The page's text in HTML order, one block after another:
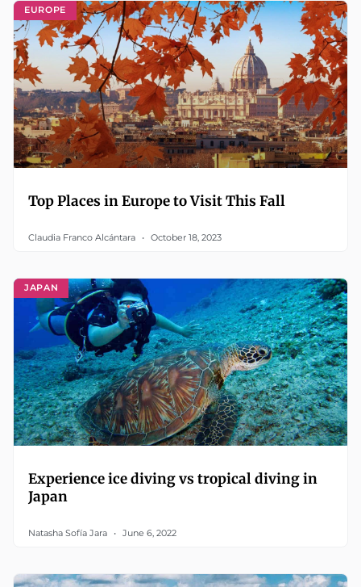
EUROPE
Top Places in Europe to Visit This Fall
Claudia Franco Alcántara October 18, 2023
JAPAN
Experience ice diving vs tropical diving in
Japan
Natasha Sofía Jara June 6, 2022